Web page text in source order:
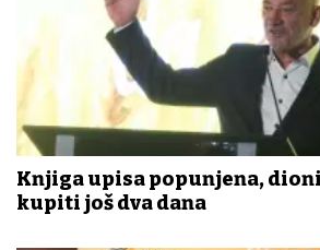
Knjiga upisa popunjena,
kupiti još dva dana